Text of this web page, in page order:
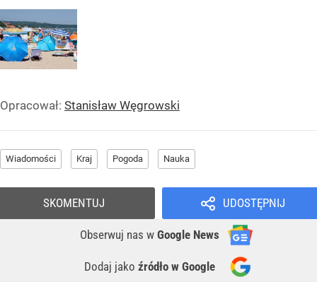
Opracował: Stanisław Węgrowski
Wiadomości Kraj Pogoda Nauka
UDOSTĘPNIJ
Obserwuj nas w Google News
Dodaj jako źródło w Google
SKOMENTUJ